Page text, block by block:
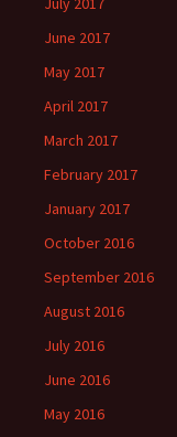
June 2017
May 2017
April 2017
March 2017
February 2017
January 2017
October 2016
September 2016
August 2016
July 2016
June 2016
May 2016